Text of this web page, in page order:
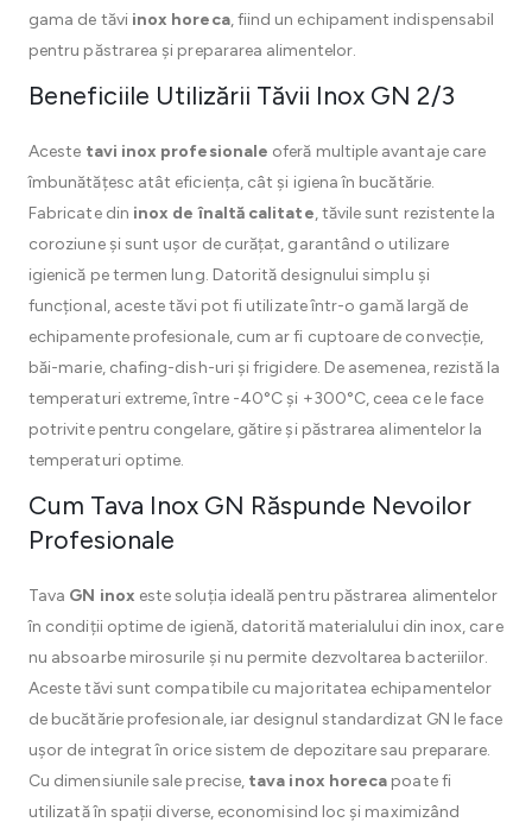
gama de tăvi inox horeca, fiind un echipament indispensabil
pentru păstrarea și prepararea alimentelor.
Beneficiile Utilizării Tăvii Inox GN 2/3
Aceste tavi inox profesionale oferă multiple avantaje care
îmbunătățesc atât eficiența, cât și igiena în bucătărie.
Fabricate din inox de înaltă calitate, tăvile sunt rezistente la
coroziune și sunt ușor de curățat, garantând o utilizare
igienică pe termen lung. Datorită designului simplu și
funcțional, aceste tăvi pot fi utilizate într-o gamă largă de
echipamente profesionale, cum ar fi cuptoare de convecție,
băi-marie, chafing-dish-uri și frigidere. De asemenea, rezistă la
temperaturi extreme, între -40°C și +300°C, ceea ce le face
potrivite pentru congelare, gătire și păstrarea alimentelor la
temperaturi optime.
Cum Tava Inox GN Răspunde Nevoilor
Profesionale
Tava GN inox este soluția ideală pentru păstrarea alimentelor
în condiții optime de igienă, datorită materialului din inox, care
nu absoarbe mirosurile și nu permite dezvoltarea bacteriilor.
Aceste tăvi sunt compatibile cu majoritatea echipamentelor
de bucătărie profesionale, iar designul standardizat GN le face
ușor de integrat în orice sistem de depozitare sau preparare.
Cu dimensiunile sale precise, tava inox horeca poate fi
utilizată în spații diverse, economisind loc și maximizând